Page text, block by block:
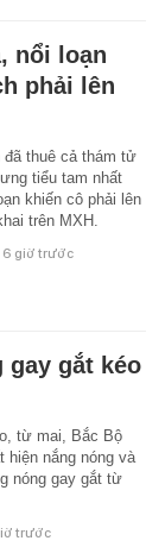
nổi loạn
phải lên
thuê cả thám tử
tiểu tam nhất
khiến cô phải lên
trên MXH.
6 giờ trước
gay gắt kéo
từ mai, Bắc Bộ
hiện nắng nóng và
nóng gay gắt từ
trước